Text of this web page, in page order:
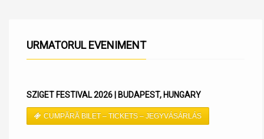
URMATORUL EVENIMENT
SZIGET FESTIVAL 2026 | BUDAPEST, HUNGARY
CUMPĂRĂ BILET – TICKETS – JEGYVÁSÁRLÁS